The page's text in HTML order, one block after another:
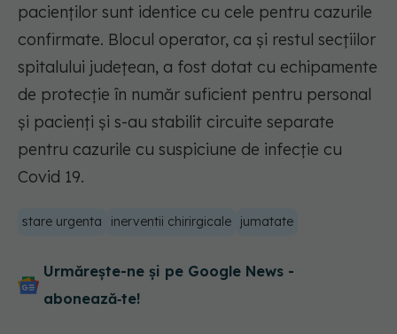
pacienților sunt identice cu cele pentru cazurile
confirmate. Blocul operator, ca și restul secțiilor
spitalului județean, a fost dotat cu echipamente
de protecție în număr suficient pentru personal
și pacienți și s-au stabilit circuite separate
pentru cazurile cu suspiciune de infecție cu
Covid 19.
stare urgenta inerventii chirirgicale jumatate
Urmărește-ne și pe Google News -
abonează‑te!